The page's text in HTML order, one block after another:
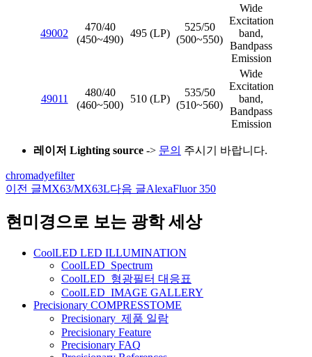
49002
470/40
(450~490)
495 (LP)
525/50
(500~550)
Wide
Excitation
band,
Bandpass
Emission
49011
480/40
(460~500)
510 (LP)
535/50
(510~560)
Wide
Excitation
band,
Bandpass
Emission
레이저 Lighting source -> 문의 주시기 바랍니다.
chromadyefilter
글
네
이전 글MX63/MX63L다음 글AlexaFluor 350
현미경으로 보는 광학 세상
CoolLED LED ILLUMINATION
CoolLED_Spectrum
CoolLED_형광필터 대응표
CoolLED_IMAGE GALLERY
Precisionary COMPRESSTOME
Precisionary_제품 일람
Precisionary Feature
Precisionary FAQ